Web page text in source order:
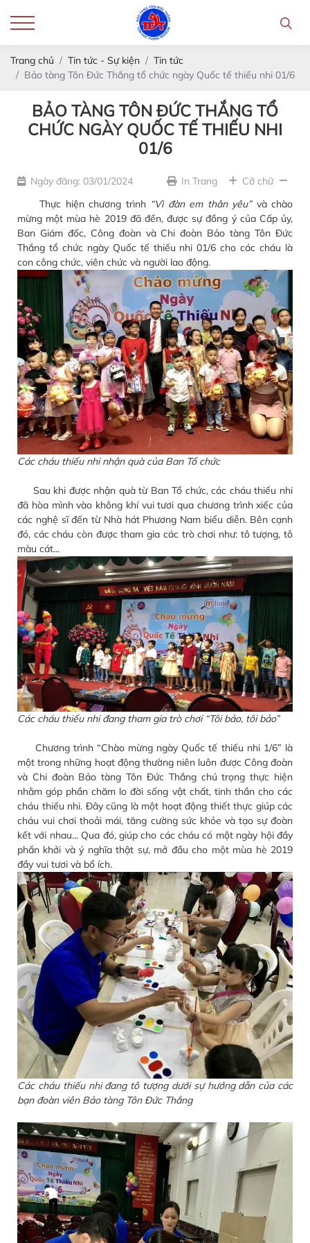
Trang chủ Tin tức - Sự kiện
Tin tức
Bảo tàng Tôn Đức Thắng tổ chức ngày Quốc tế thiếu nhi 01/6
BẢO TÀNG TÔN ĐỨC THẮNG TỔ
CHỨC NGÀY QUỐC TẾ THIẾU NHI
01/6
Ngày đăng: 03/01/2024 In Trang
Cỡ chữ
Thực hiện chương trình “Vì đàn em thân yêu”và chào
mừng một mùa hè 2019 đã đến, được sự đồng ý của Cấp ủy,
Ban Giám đốc, Công đoàn và Chi đoàn Bảo tàng Tôn Đức
Thắng tổ chức ngày Quốc tế thiếu nhi 01/6 cho các cháu là
con công chức, viên chức và người lao động.
Các cháu thiếu nhi nhận quà của Ban Tổ chức
Sau khi được nhận quà từ Ban Tổ chức, các cháu thiếu nhi
đã hòa mình vào không khí vui tươi qua chương trình xiếc của
các nghệ sĩ đến từ Nhà hát Phương Nam biểu diễn. Bên cạnh
đó, các cháu còn được tham gia các trò chơi như: tô tượng, tô
màu cát...
Các cháu thiếu nhi đang tham gia trò chơi “Tôi bảo, tôi bảo”
Chương trình “Chào mừng ngày Quốc tế thiếu nhi 1/6” là
một trong những hoạt động thường niên luôn được Công đoàn
và Chi đoàn Bảo tàng Tôn Đức Thắng chú trọng thực hiện
nhằm góp phần chăm lo đời sống vật chất, tinh thần cho các
cháu thiếu nhi. Đây cũng là một hoạt động thiết thực giúp các
cháu vui chơi thoải mái, tăng cường sức khỏe và tạo sự đoàn
kết với nhau... Qua đó, giúp cho các cháu có một ngày hội đầy
phấn khởi và ý nghĩa thật sự, mở đầu cho một mùa hè 2019
đầy vui tươi và bổ ích.
Các cháu thiếu nhi đang tô tượng dưới sự hướng dẫn của các
bạn đoàn viên Bảo tàng Tôn Đức Thắng